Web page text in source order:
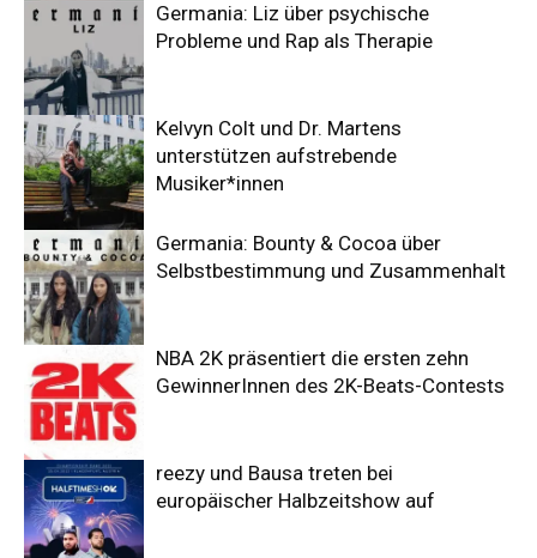
Germania: Liz über psychische
Probleme und Rap als Therapie
Kelvyn Colt und Dr. Martens
unterstützen aufstrebende
Musiker*innen
Germania: Bounty & Cocoa über
Selbstbestimmung und Zusammenhalt
NBA 2K präsentiert die ersten zehn
GewinnerInnen des 2K-Beats-Contests
reezy und Bausa treten bei
europäischer Halbzeitshow auf